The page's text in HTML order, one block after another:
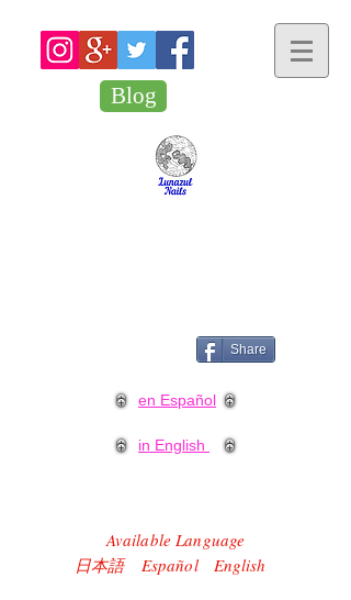
Blog
Share
en Español
in English
Available Language
​日本語 Español English